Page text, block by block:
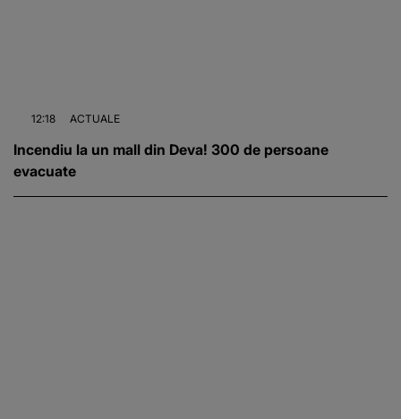
12:18 ACTUALE
Incendiu la un mall din Deva! 300 de persoane
evacuate